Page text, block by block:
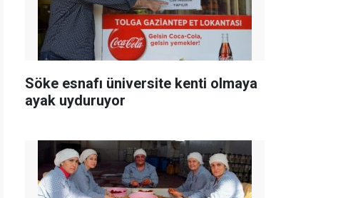
Söke esnafı üniversite kenti olmaya
ayak uyduruyor